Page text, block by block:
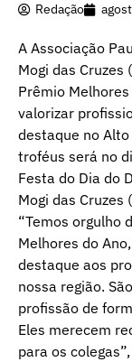
Redação
A Associação
Mogi das Cruzes
Prêmio
valorizar
destaque no
troféus será no
Festa do Dia do
Mogi das Cruzes
“Temos orgulho
Melhores do
destaque aos
nossa região.
profissão de
Eles merecem
para os